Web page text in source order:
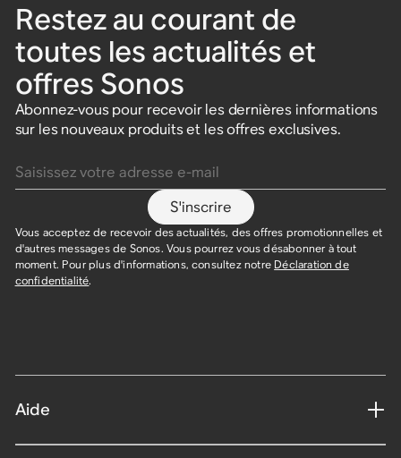
Restez au courant de
toutes les actualités et
offres Sonos
Abonnez-vous pour recevoir les dernières informations
sur les nouveaux produits et les offres exclusives.
S'inscrire
Vous acceptez de recevoir des actualités, des offres promotionnelles et
d'autres messages de Sonos. Vous pourrez vous désabonner à tout
moment. Pour plus d'informations, consultez notre Déclaration de
confidentialité.
Aide